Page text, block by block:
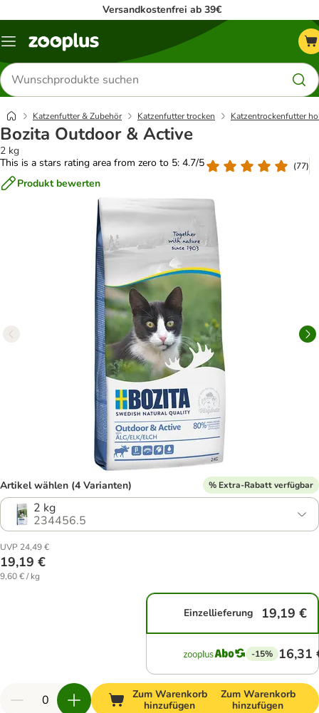
Versandkostenfrei ab 39€
Menü
Produkte
suchen
Katzenfutter & Zubehör Katzenfutter trocken Katzentrockenfutter
Bozita Outdoor & Active
2 kg
This is a stars rating area from zero to 5: 4.7/5
(77)
Produkt bewerten
Artikel wählen (4 Varianten) % Extra-Rabatt verfügbar
2 kg
234456.5
UVP 24,49 €
19,19 €
9,60 € / kg
Einzellieferung 19,19 €
-15% 16,31
Zum Warenkorb
hinzufügen
Zum Warenkorb
hinzufügen